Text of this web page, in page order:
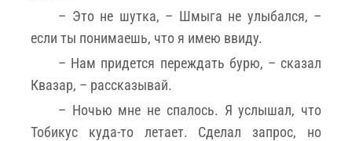
– Это не шутка, – Шмыга не улыбался, –
если ты понимаешь, что я имею ввиду.
– Нам придется переждать бурю, – сказал
Квазар, – рассказывай.
– Ночью мне не спалось. Я услышал, что
Тобикус куда-то летает. Сделал запрос, но